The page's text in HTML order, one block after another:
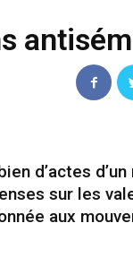
d’actes
sur les
aux